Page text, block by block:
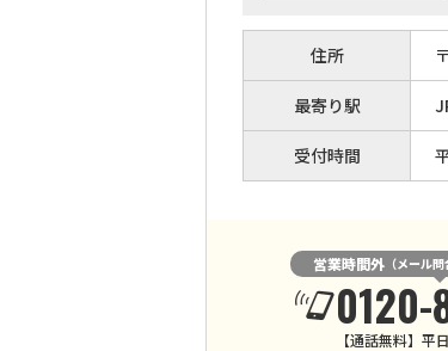
住所 〒
最寄り駅
受付時間
営業時間外（メール問
0120-
【通話無料】平